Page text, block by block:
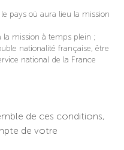
pays où aura lieu la mission
la mission à temps plein ;
nationalité française, être
national de la France
de ces conditions,
de votre